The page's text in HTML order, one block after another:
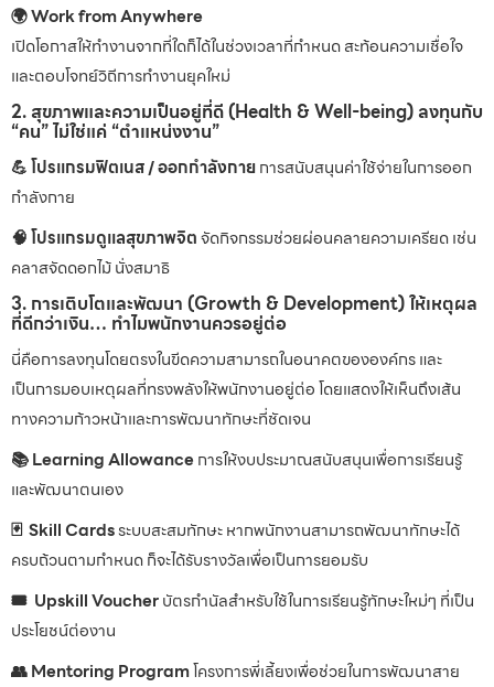
🌍 Work from Anywhere
เปิดโอกาสให้ทำงานจากที่ใดก็ได้ในช่วงเวลาที่กำหนด สะท้อนความเชื่อใจ
และตอบโจทย์วิถีการทำงานยุคใหม่
2. สุขภาพและความเป็นอยู่ที่ดี (Health & Well-being) ลงทุนกับ
“คน” ไม่ใช่แค่ “ตำแหน่งงาน”
💪 โปรแกรมฟิตเนส / ออกกำลังกายการสนับสนุนค่าใช้จ่ายในการออก
กำลังกาย
🧠 โปรแกรมดูแลสุขภาพจิตจัดกิจกรรมช่วยผ่อนคลายความเครียด เช่น
คลาสจัดดอกไม้ นั่งสมาธิ
3. การเติบโตและพัฒนา (Growth & Development) ให้เหตุผล
ที่ดีกว่าเงิน… ทำไมพนักงานควรอยู่ต่อ
นี่คือการลงทุนโดยตรงในขีดความสามารถในอนาคตขององค์กร และ
เป็นการมอบเหตุผลที่ทรงพลังให้พนักงานอยู่ต่อ โดยแสดงให้เห็นถึงเส้น
ทางความก้าวหน้าและการพัฒนาทักษะที่ชัดเจน
📚 Learning Allowance การให้งบประมาณสนับสนุนเพื่อการเรียนรู้
และพัฒนาตนเอง
🃏 Skill Cardsระบบสะสมทักษะ หากพนักงานสามารถพัฒนาทักษะได้
ครบถ้วนตามกำหนด ก็จะได้รับรางวัลเพื่อเป็นการยอมรับ
🎟 Upskill Voucherบัตรกำนัลสำหรับใช้ในการเรียนรู้ทักษะใหม่ๆ ที่เป็น
ประโยชน์ต่องาน
👥 Mentoring Programโครงการพี่เลี้ยงเพื่อช่วยในการพัฒนาสาย